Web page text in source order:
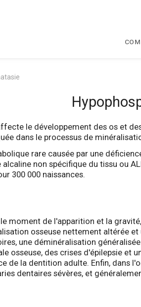
le développement des os et
dans le processus de
rare causée par une
non spécifique du tissu ou
300 000 naissances.
moment de l'apparition et la
osseuse nettement altérée
une déminéralisation
osseuse, des crises d'épilepsie
de la dentition adulte. Enfin, dans
dentaires sévères, et